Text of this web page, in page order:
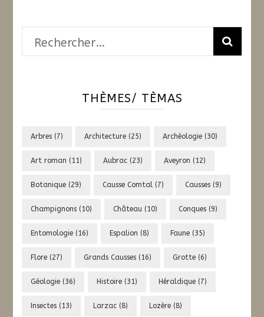
Rechercher :
THÈMES/ TÈMAS
Arbres (7) Architecture (25) Archéologie (30)
Art roman (11) Aubrac (23) Aveyron (12)
Botanique (29) Causse Comtal (7) Causses (9)
Champignons (10) Château (10) Conques (9)
Entomologie (16) Espalion (8) Faune (35)
Flore (27) Grands Causses (16) Grotte (6)
Géologie (36) Histoire (31) Héraldique (7)
Insectes (13) Larzac (8) Lozère (8)